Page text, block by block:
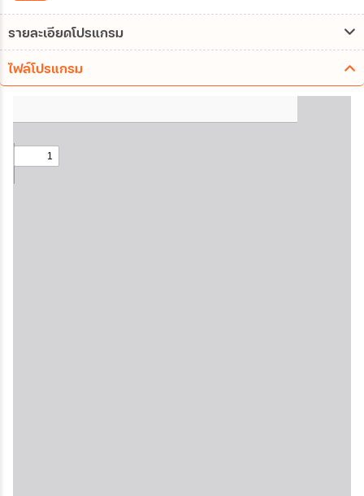
รายละเอียดโปรแกรม
ไฟล์โปรแกรม